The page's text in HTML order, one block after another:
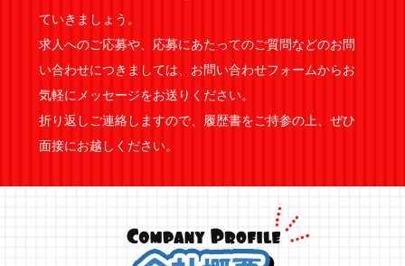
ていきましょう。
求人へのご応募や、応募にあたってのご質問などのお問
い合わせにつきましては、お問い合わせフォームからお
気軽にメッセージをお送りください。
折り返しご連絡しますので、履歴書をご持参の上、ぜひ
面接にお越しください。